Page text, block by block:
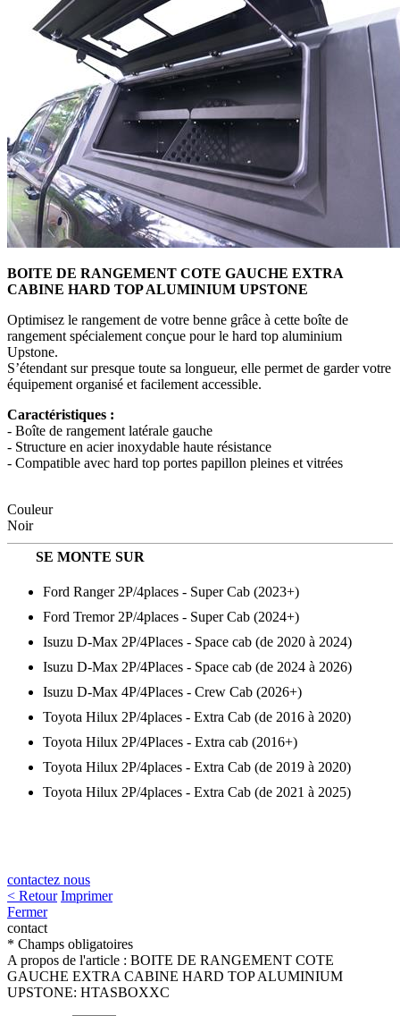
BOITE DE RANGEMENT COTE GAUCHE EXTRA
CABINE HARD TOP ALUMINIUM UPSTONE
Optimisez le rangement de votre benne grâce à cette boîte de
rangement spécialement conçue pour le hard top aluminium
Upstone.
S’étendant sur presque toute sa longueur, elle permet de garder votre
équipement organisé et facilement accessible.
Caractéristiques :
- Boîte de rangement latérale gauche
- Structure en acier inoxydable haute résistance
- Compatible avec hard top portes papillon pleines et vitrées
Couleur
Noir
SE MONTE SUR
Ford Ranger 2P/4places - Super Cab (2023+)
Ford Tremor 2P/4places - Super Cab (2024+)
Isuzu D-Max 2P/4Places - Space cab (de 2020 à 2024)
Isuzu D-Max 2P/4Places - Space cab (de 2024 à 2026)
Isuzu D-Max 4P/4Places - Crew Cab (2026+)
Toyota Hilux 2P/4places - Extra Cab (de 2016 à 2020)
Toyota Hilux 2P/4Places - Extra cab (2016+)
Toyota Hilux 2P/4places - Extra Cab (de 2019 à 2020)
Toyota Hilux 2P/4places - Extra Cab (de 2021 à 2025)
contactez nous
< Retour Imprimer
Fermer
contact
* Champs obligatoires
A propos de l'article : BOITE DE RANGEMENT COTE
GAUCHE EXTRA CABINE HARD TOP ALUMINIUM
UPSTONE: HTASBOXXC